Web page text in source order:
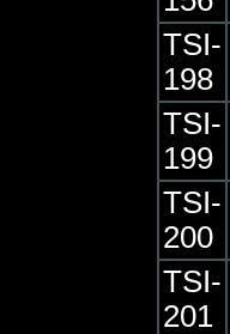
TSI-
198
TSI-
199
TSI-
200
TSI-
201